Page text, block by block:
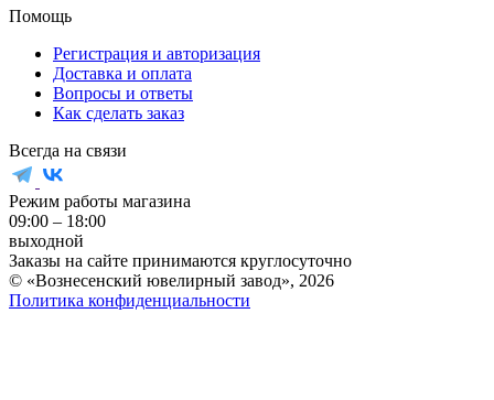
Помощь
Регистрация и авторизация
Доставка и оплата
Вопросы и ответы
Как сделать заказ
Всегда на связи
Режим работы магазина
09:00 – 18:00
выходной
Заказы на сайте принимаются круглосуточно
© «Вознесенский ювелирный завод», 2026
Политика конфиденциальности